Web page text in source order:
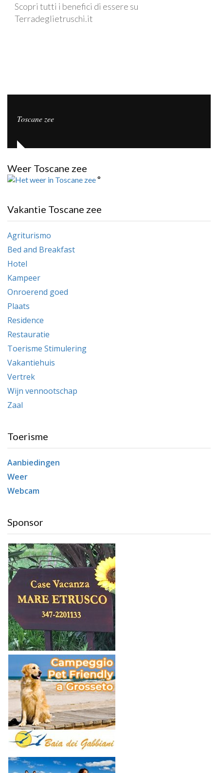
Scopri tutti i benefici di essere su
Terradeglietruschi.it
Toscane zee
Weer Toscane zee
°
Vakantie Toscane zee
Agriturismo
Bed and Breakfast
Hotel
Kampeer
Onroerend goed
Plaats
Residence
Restauratie
Toerisme Stimulering
Vakantiehuis
Vertrek
Wijn vennootschap
Zaal
Toerisme
Aanbiedingen
Weer
Webcam
Sponsor